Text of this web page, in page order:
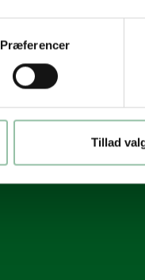
Præferencer
Tillad